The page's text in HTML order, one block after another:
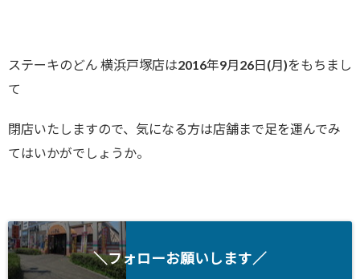
ステーキのどん 横浜戸塚店は2016年9月26日(月)をもちまし
て
閉店いたしますので、気になる方は店舗まで足を運んでみ
てはいかがでしょうか。
＼フォローお願いします／